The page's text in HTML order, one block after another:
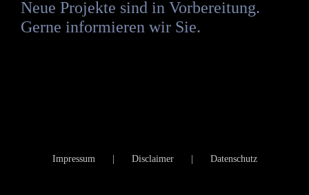
Neue Projekte sind in Vorbereitung.
Gerne informieren wir Sie.
Impressum Disclaimer Datenschutz